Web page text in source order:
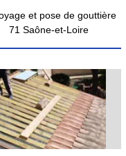
et pose de gouttière
71 Saône-et-Loire